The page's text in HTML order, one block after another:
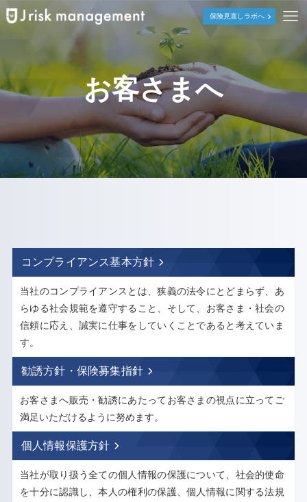
保険見直しラボへ
お客さまへ
コンプライアンス基本方針
当社のコンプライアンスとは、狭義の法令にとどまらず、あ
らゆる社会規範を遵守すること、そして、お客さま・社会の
信頼に応え、誠実に仕事をしていくことであると考えていま
す。
勧誘方針・保険募集指針
お客さまへ販売・勧誘にあたってお客さまの視点に立ってご
満足いただけるように努めます。
個人情報保護方針
当社が取り扱う全ての個人情報の保護について、社会的使命
を十分に認識し、本人の権利の保護、個人情報に関する法規